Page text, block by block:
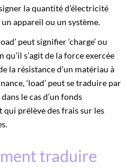
la quantité d’électricité
appareil ou un système.
peut signifier ‘charge’ ou
qu’il s’agit de la force exercée
la résistance d’un matériau à
‘load’ peut se traduire par
dans le cas d’un fonds
qui prélève des frais sur les
traduire